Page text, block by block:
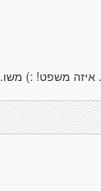
איזה משפט! :) משו.